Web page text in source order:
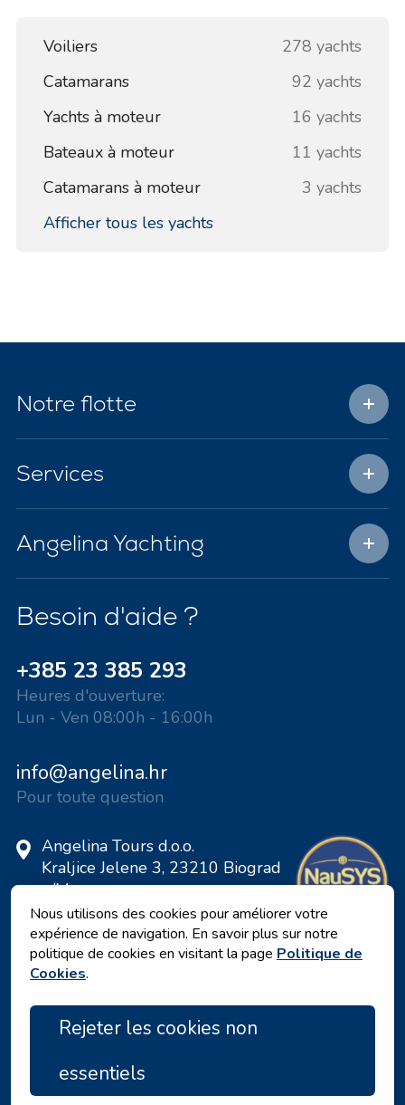
Voiliers
278 yachts
Catamarans
92 yachts
Yachts à moteur
16 yachts
Bateaux à moteur
11 yachts
Catamarans à moteur
3 yachts
Afficher tous les yachts
Notre flotte
Services
Angelina Yachting
Besoin d'aide ?
+385 23 385 293
Heures d'ouverture:
Lun - Ven 08:00h - 16:00h
info@angelina.hr
Pour toute question
Angelina Tours d.o.o.
Kraljice Jelene 3, 23210 Biograd
n/M
Croatie
Numéro de TVA: 20598733460
ID: HR-AB-23-060130534, MB:
0650676
Nous utilisons des cookies pour améliorer votre
expérience de navigation. En savoir plus sur notre
politique de cookies en visitant la page Politique de
Cookies.
Rejeter les cookies non
essentiels